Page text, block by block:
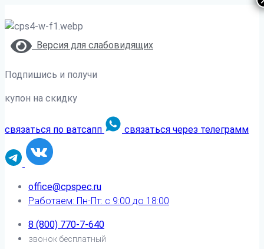
Версия для слабовидящих
Подпишись и получи
купон на скидку
связаться по ватсапп связаться через телеграмм
office@cpspec.ru
Работаем: Пн-Пт: с 9:00 до 18:00
8 (800) 770-7-640
звонок бесплатный